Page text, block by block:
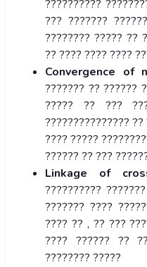
??????????
??? ???????
???????? ????? ??
?? ???? ???? ????
Convergence of
??????? ?? ??????
????? ?? ???
???????????????
???? ?????
?????? ?? ???
Linkage of
??????????
??????? ????
???? ?? , ?? ???
???? ?????? ??
???????? ?????